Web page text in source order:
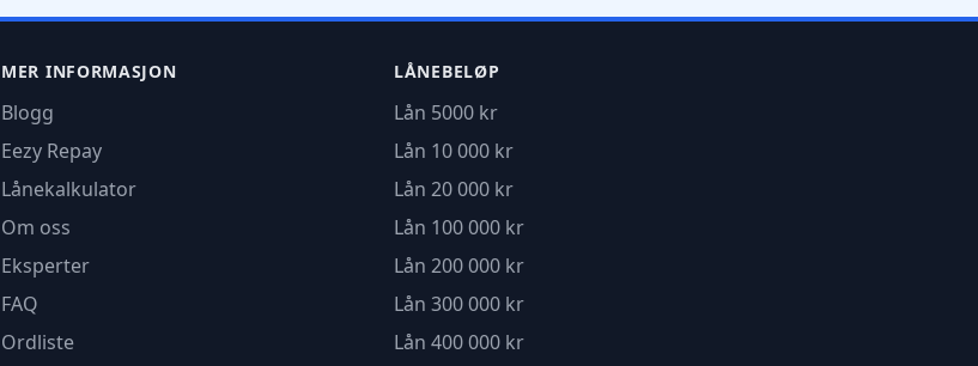
MER INFORMASJON
Blogg
Eezy Repay
Lånekalkulator
Om oss
Eksperter
FAQ
Ordliste
LÅNEBELØP
Lån 5000 kr
Lån 10 000 kr
Lån 20 000 kr
Lån 100 000 kr
Lån 200 000 kr
Lån 300 000 kr
Lån 400 000 kr